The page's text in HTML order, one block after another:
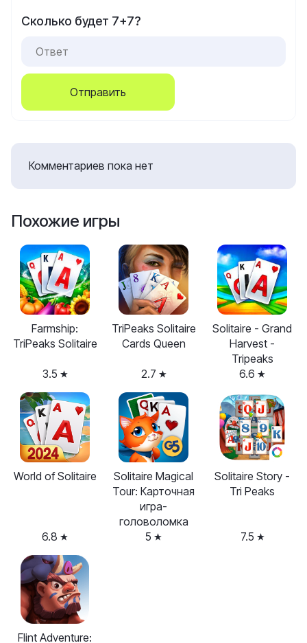
Сколько будет 7+7?
Отправить
Комментариев пока нет
Похожие игры
Farmship:
TriPeaks Solitaire
3.5
TriPeaks Solitaire
Cards Queen
2.7
Solitaire - Grand
Harvest -
Tripeaks
6.6
World of Solitaire
6.8
Solitaire Magical
Tour: Карточная
игра-
головоломка
5
Solitaire Story -
Tri Peaks
7.5
Flint Adventure: